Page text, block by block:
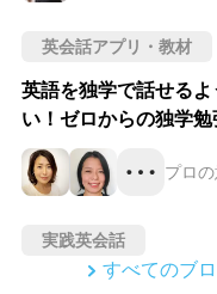
英会話アプリ・教材
英語を独学で話せるよ
い！ゼロからの独学勉
プロ
実践英会話
すべてのブ